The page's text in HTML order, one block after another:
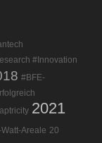
#Innovation
#BFE-
2021
Areale 20